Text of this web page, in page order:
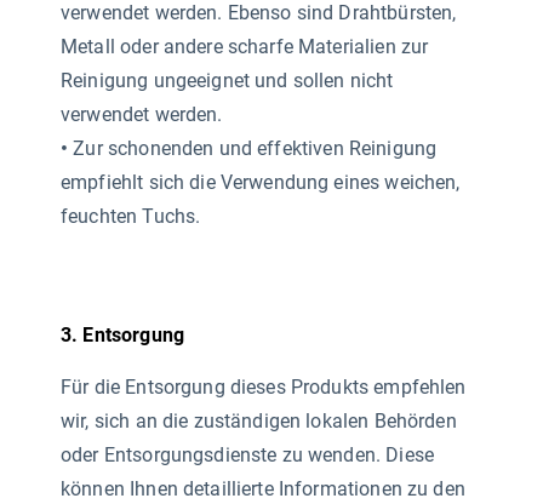
verwendet werden. Ebenso sind Drahtbürsten,
Metall oder andere scharfe Materialien zur
Reinigung ungeeignet und sollen nicht
verwendet werden.
• Zur schonenden und effektiven Reinigung
empfiehlt sich die Verwendung eines weichen,
feuchten Tuchs.
3. Entsorgung
Für die Entsorgung dieses Produkts empfehlen
wir, sich an die zuständigen lokalen Behörden
oder Entsorgungsdienste zu wenden. Diese
können Ihnen detaillierte Informationen zu den